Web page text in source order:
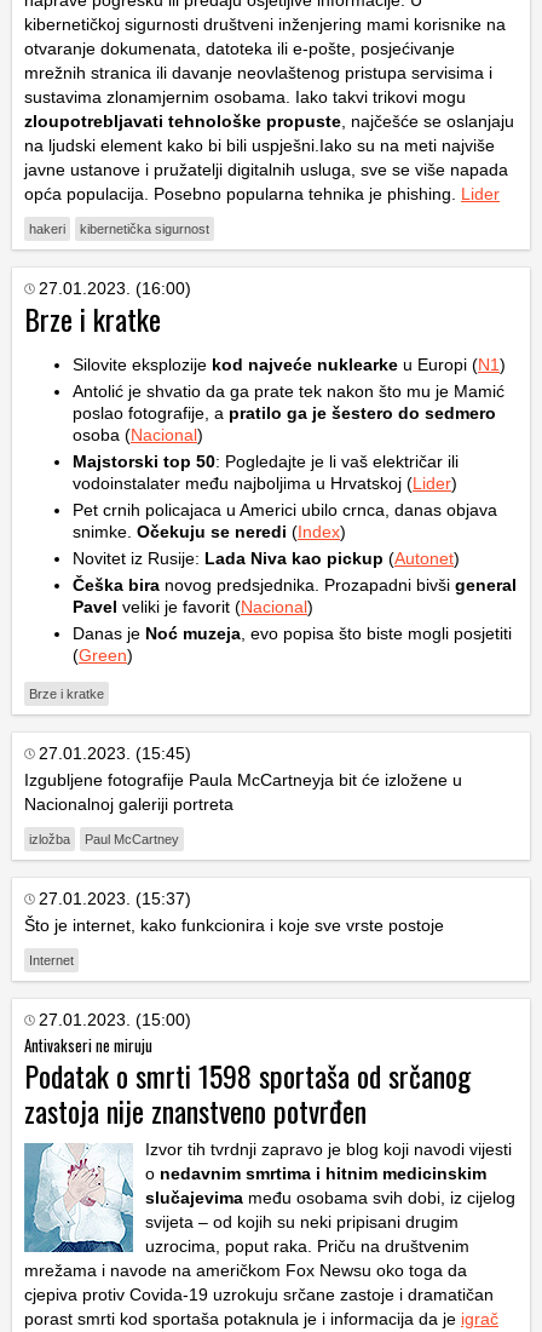
kibernetičkoj sigurnosti društveni inženjering mami korisnike na
otvaranje dokumenata, datoteka ili e-pošte, posjećivanje
mrežnih stranica ili davanje neovlaštenog pristupa servisima i
sustavima zlonamjernim osobama. Iako takvi trikovi mogu
zloupotrebljavati tehnološke propuste , najčešće se oslanjaju
na ljudski element kako bi bili uspješni.Iako su na meti najviše
javne ustanove i pružatelji digitalnih usluga, sve se više napada
opća populacija. Posebno popularna tehnika je phishing. Lider
hakeri kibernetička sigurnost
27.01.2023. (16:00)
Brze i kratke
Silovite eksplozije kod najveće nuklearke u Europi (N1)
Antolić je shvatio da ga prate tek nakon što mu je Mamić
poslao fotografije, a pratilo ga je šestero do sedmero
osoba (Nacional)
Majstorski top 50: Pogledajte je li vaš električar ili
vodoinstalater među najboljima u Hrvatskoj (Lider)
Pet crnih policajaca u Americi ubilo crnca, danas objava
snimke. Očekuju se neredi (Index)
Novitet iz Rusije: Lada Niva kao pickup (Autonet)
Češka bira novog predsjednika. Prozapadni bivši general
Pavel veliki je favorit (Nacional)
Danas je Noć muzeja , evo popisa što biste mogli posjetiti
(Green)
Brze i kratke
27.01.2023. (15:45)
Izgubljene fotografije Paula McCartneyja bit će izložene u
Nacionalnoj galeriji portreta
izložba Paul McCartney
27.01.2023. (15:37)
Što je internet, kako funkcionira i koje sve vrste postoje
Internet
27.01.2023. (15:00)
Antivakseri ne miruju
Podatak o smrti 1598 sportaša od srčanog
zastoja nije znanstveno potvrđen
Izvor tih tvrdnji zapravo je blog koji navodi vijesti
o nedavnim smrtima i hitnim medicinskim
slučajevima među osobama svih dobi, iz cijelog
svijeta – od kojih su neki pripisani drugim
uzrocima, poput raka. Priču na društvenim
mrežama i navode na američkom Fox Newsu oko toga da
cjepiva protiv Covida-19 uzrokuju srčane zastoje i dramatičan
porast smrti kod sportaša potaknula je i informacija da je igrač